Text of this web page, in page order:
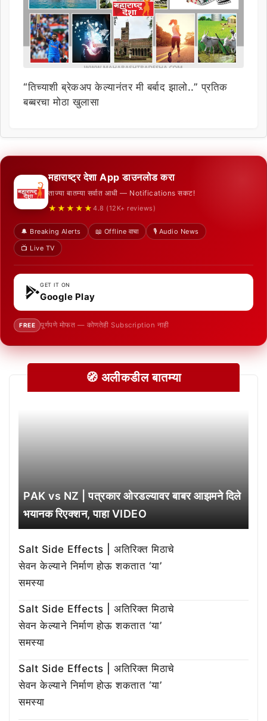
“तिच्याशी ब्रेकअप केल्यानंतर मी बर्बाद झालो..” प्रतिक
बब्बरचा मोठा खुलासा
महाराष्ट्र देशा App डाउनलोड करा
ताज्या बातम्या सर्वात आधी — Notifications सकट!
★★★★★ 4.8 (12K+ reviews)
🔔 Breaking Alerts 📖 Offline वाचा
🎙️ Audio News
📺 Live TV
GET IT ON
Google Play
FREE पूर्णपणे मोफत — कोणतेही Subscription नाही
🧭 अलीकडील बातम्या
PAK vs NZ | पत्रकार ओरडल्यावर बाबर आझमने दिले
भयानक रिएक्शन, पाहा VIDEO
Salt Side Effects | अतिरिक्त मिठाचे
सेवन केल्याने निर्माण होऊ शकतात ‘या’
समस्या
Salt Side Effects | अतिरिक्त मिठाचे
सेवन केल्याने निर्माण होऊ शकतात ‘या’
समस्या
Salt Side Effects | अतिरिक्त मिठाचे
सेवन केल्याने निर्माण होऊ शकतात ‘या’
समस्या